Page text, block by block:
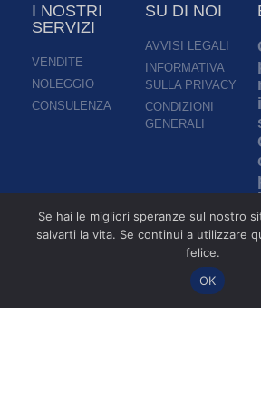
I NOSTRI
SERVIZI
VENDITE
NOLEGGIO
CONSULENZA
SU DI NOI
AVVISI LEGALI
INFORMATIVA
SULLA PRIVACY
CONDIZIONI
GENERALI
Se hai le migliori speranze sul nostro
salvarti la vita. Se continui a utilizzare
felice.
OK